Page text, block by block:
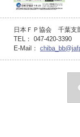
日本ＦＰ協会 千葉支
TEL： 047-420-3390
E-Mail：